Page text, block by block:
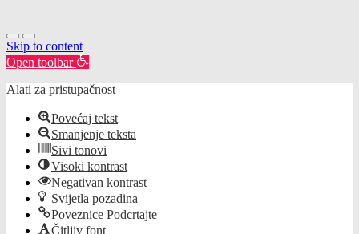
Skip to content
Open toolbar
Alati za pristupačnost
Povećaj tekst
Smanjenje teksta
Sivi tonovi
Visoki kontrast
Negativan kontrast
Svijetla pozadina
Poveznice Podcrtajte
Čitljiv font